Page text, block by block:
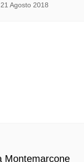
21 Agosto 2018
Montemarcone